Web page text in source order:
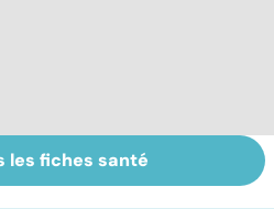
Faire du sport à
domicile, c'est
les fiches santé